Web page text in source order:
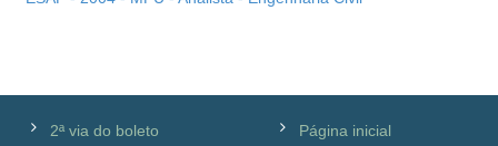
2ª via do boleto
Página inicial